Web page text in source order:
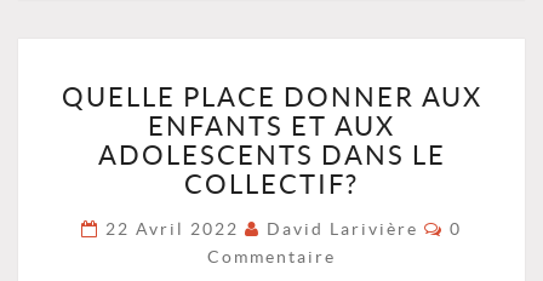
?
PLACE
DONNER
AUX
ENFANTS
AUX
ADOLESCENTS
QUELLE PLACE DONNER AUX
ENFANTS ET AUX
ADOLESCENTS DANS LE
COLLECTIF?
22 Avril 2022 David Larivière
0
Commentaire